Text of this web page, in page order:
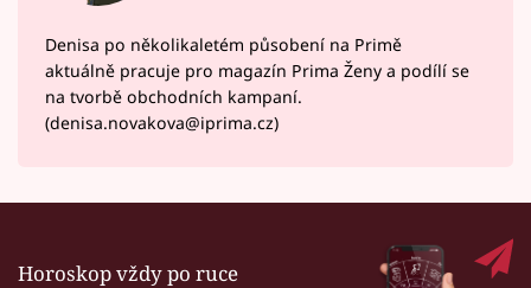
Denisa po několikaletém působení na Primě
aktuálně pracuje pro magazín Prima Ženy a podílí se
na tvorbě obchodních kampaní.
(denisa.novakova@iprima.cz)
Horoskop vždy po ruce